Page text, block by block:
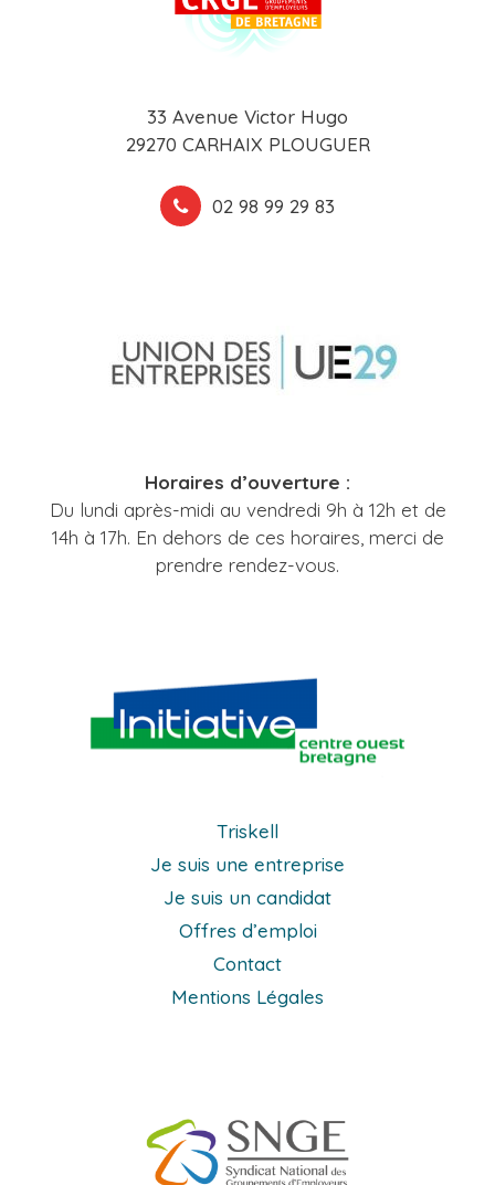
33 Avenue Victor Hugo
29270 CARHAIX PLOUGUER
02 98 99 29 83
Horaires d’ouverture :
Du lundi après-midi au vendredi 9h à 12h et de
14h à 17h. En dehors de ces horaires, merci de
prendre rendez-vous.
Triskell
Je suis une entreprise
Je suis un candidat
Offres d’emploi
Contact
Mentions Légales